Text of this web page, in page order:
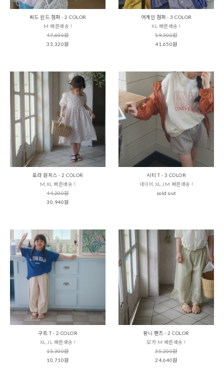
씨드 윈드 점퍼 - 2 COLOR
M 빠른배송 !
47,600원
33,320원
어게인 점퍼 - 3 COLOR
XL 빠른배송 !
59,500원
41,650원
로라 원피스 - 2 COLOR
M,XL 빠른배송 !
44,200원
30,940원
시티 T - 3 COLOR
네이비 XL,JM 빠른배송 !
sold out
구트 T - 2 COLOR
XL,JL 빠른배송 !
15,300원
10,710원
팡니 팬츠 - 2 COLOR
모카 M 빠른배송 !
35,200원
24,640원